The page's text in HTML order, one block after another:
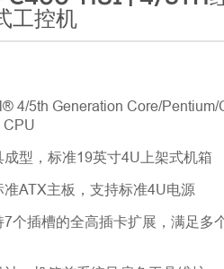
工控机
4/5th Generation Core/Pentium/
CPU
成型，标准19英⼨4U上架式机箱
准ATX主板，支持标准4U电源
7个插槽的全高插卡扩展，满足多